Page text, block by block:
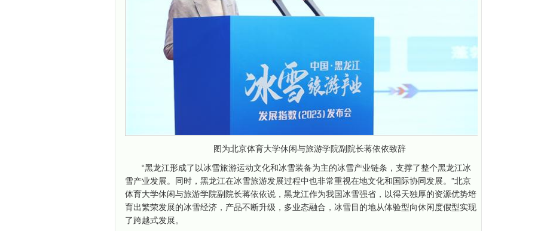
图为北京体育大学休闲与旅游学院副院长蒋依依致辞
“黑龙江形成了以冰雪旅游运动文化和冰雪装备为主的冰雪产业链条，支撑了整个黑龙江冰
雪产业发展。同时，黑龙江在冰雪旅游发展过程中也非常重视在地文化和国际协同发展。”北京
体育大学休闲与旅游学院副院长蒋依依说，黑龙江作为我国冰雪强省，以得天独厚的资源优势培
育出繁荣发展的冰雪经济，产品不断升级，多业态融合，冰雪目的地从体验型向休闲度假型实现
了跨越式发展。